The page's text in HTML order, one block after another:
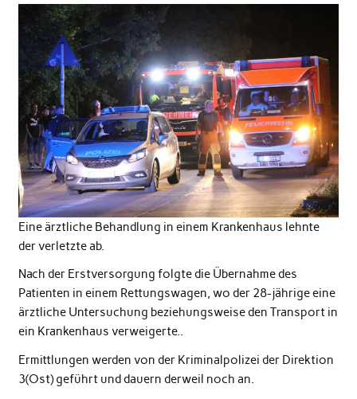
Eine ärztliche Behandlung in einem Krankenhaus lehnte
der verletzte ab.
Nach der Erstversorgung folgte die Übernahme des
Patienten in einem Rettungswagen, wo der 28-jährige eine
ärztliche Untersuchung beziehungsweise den Transport in
ein Krankenhaus verweigerte..
Ermittlungen werden von der Kriminalpolizei der Direktion
3(Ost) geführt und dauern derweil noch an.